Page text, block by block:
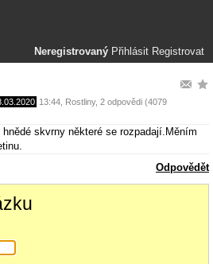
Neregistrovaný Přihlásit Registrovat
13:44 Rostliny, 2 odpovědi (4079
skvrny některé se rozpadají.Měním
Odpovědět